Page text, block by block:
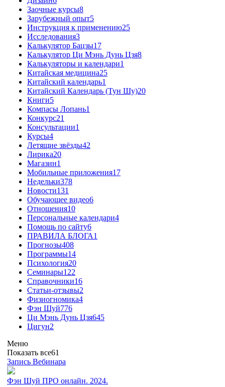
Заочные курсы8
Зарубежный опыт5
Инструкция к применению25
Исследования3
Калькулятор Бацзы17
Калькулятор Ци Мэнь Дунь Цзя8
Калькуляторы и календари1
Китайская медицина25
Китайский календарь1
Китайский Календарь (Тун Шу)20
Книги5
Компасы Лопань1
Конкурс21
Консультации1
Курсы4
Летящие звёзды42
Лирика20
Магазин1
Мобильные приложения17
Недельки378
Новости131
Обучающее видео6
Отношения10
Персональные календари4
Помощь по сайту6
ПРАВИЛА БЛОГА1
Прогнозы408
Программы14
Психология20
Семинары122
Справочники16
Статьи-отзывы2
Физиогномика4
Фэн Шуй776
Ци Мэнь Дунь Цзя645
Цигун2
Меню
Показать все61
Запись Вебинара
Фэн Шуй ПРО онлайн. 2024.